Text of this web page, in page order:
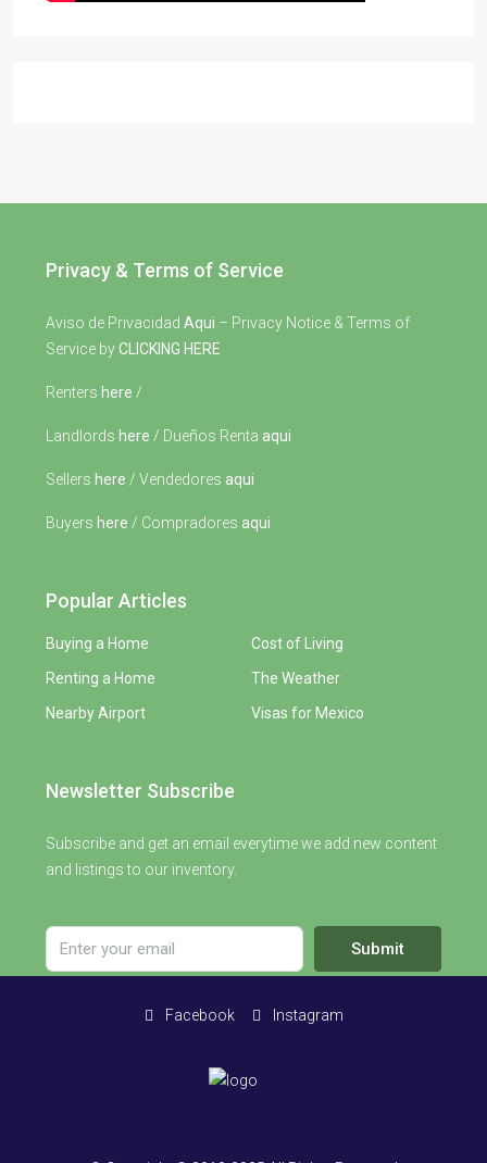
Privacy & Terms of Service
Aviso de Privacidad Aqui – Privacy Notice & Terms of
Service byCLICKING HERE
Renters here /
Landlords here / Dueños Renta aqui
Sellers here / Vendedores aqui
Buyers here / Compradores aqui
Popular Articles
Buying a Home
Renting a Home
Nearby Airport
Cost of Living
The Weather
Visas for Mexico
Newsletter Subscribe
Subscribe and get an email everytime we add new content
and listings to our inventory.
Submit
Facebook Instagram